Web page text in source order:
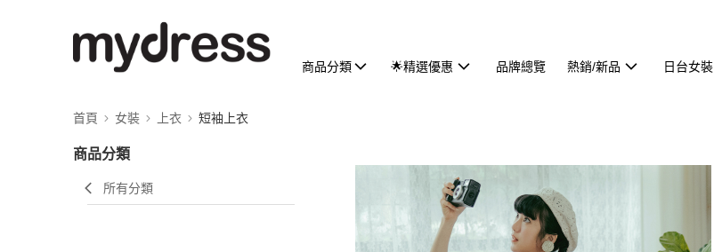
商品分類 🌟精選優惠 品牌總覽 熱銷/新品 日台女裝
首頁 女裝 上衣 短袖上衣
商品分類
所有分類